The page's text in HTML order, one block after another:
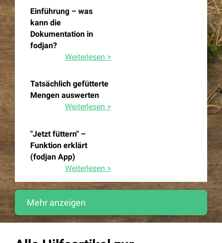
Einführung – was
kann die
Dokumentation in
fodjan?
Weiterlesen >
Tatsächlich gefütterte
Mengen auswerten
Weiterlesen >
"Jetzt füttern" –
Funktion erklärt
(fodjan App)
Weiterlesen >
Mehr anzeigen